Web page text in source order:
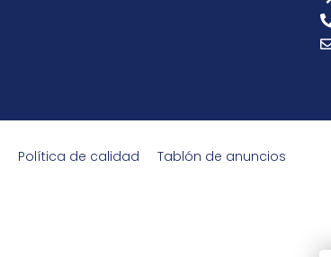
Política de calidad
Tablón de anuncios